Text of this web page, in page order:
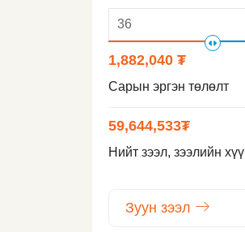
1,882,040 ₮
Сарын эргэн төлөлт
59,644,533₮
Нийт зээл, зээлийн хүү
Зуун зээл